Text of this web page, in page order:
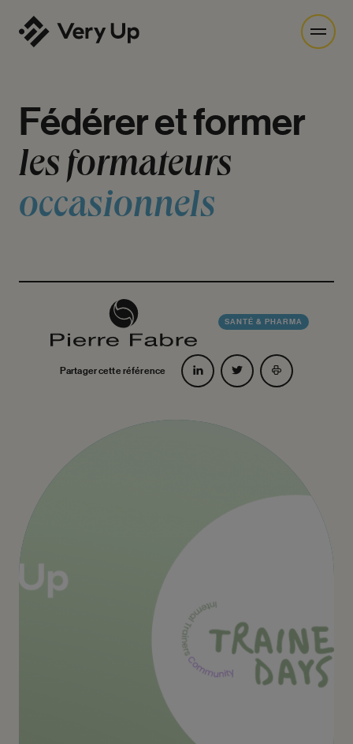
Fédéreretformer
lesformateurs
occasionnels
SANTÉ & PHARMA
Partager cette référence